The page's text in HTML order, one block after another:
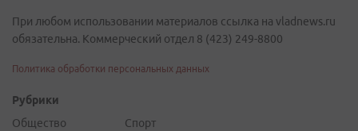
При любом использовании материалов ссылка на vladnews.ru
обязательна. Коммерческий отдел 8 (423) 249-8800
Политика обработки персональных данных
Рубрики
Общество
Спорт